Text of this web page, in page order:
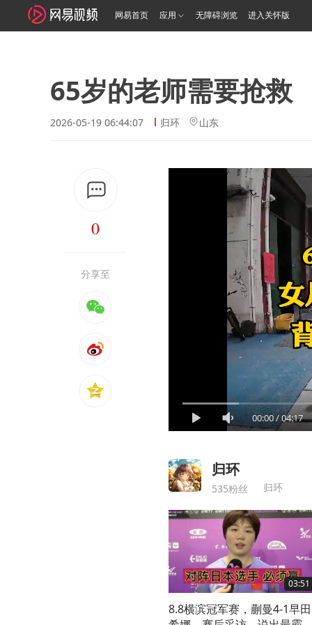
网易首页 应用 无障碍浏览 进入关怀版
65岁的老师需要抢救
2026-05-19 06:44:07 归环 山东
0
分享至
00:00/04:17
归环
535粉丝 归环
03:51
8.8横滨冠军赛，蒯曼4-1早田